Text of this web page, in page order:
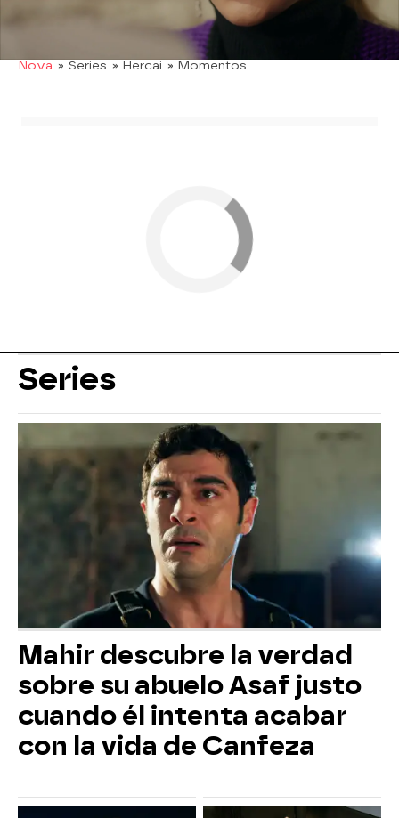
Hija secreta Madre series
Nova » Series » Hercai » Momentos
Series
Mahir descubre la verdad
sobre su abuelo Asaf justo
cuando él intenta acabar
con la vida de Canfeza